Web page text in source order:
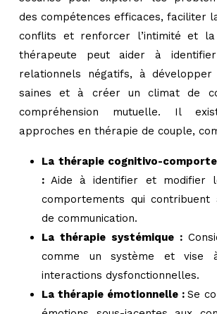
des compétences efficaces, faciliter
conflits et renforcer l’intimité et la
thérapeute peut aider à
relationnels négatifs, à
saines et à créer un climat de
compréhension mutuelle. Il
approches en thérapie de couple,
La thérapie cognitivo-
:Aide à identifier et modifier
comportements qui contribuent
de communication.
La thérapie systémique :
comme un système et vise
interactions dysfonctionnelles.
La thérapie émotionnelle :Se